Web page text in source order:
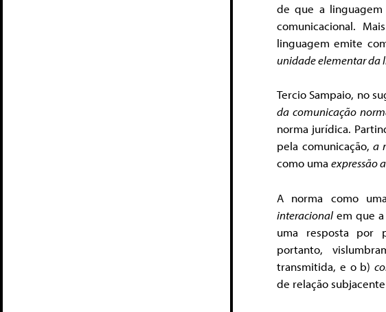
de que a
comunicacional.
linguagem emite
unidade elementar da
Tercio Sampaio, no
da comunicação
norma jurídica.
pela comunicação,a
como uma expressão
A norma como
interacionalem que a
uma resposta por
portanto,
transmitida, e o b)
de relação